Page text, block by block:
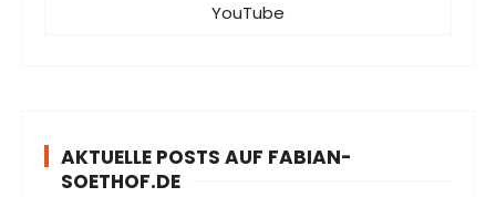
YouTube
AKTUELLE POSTS AUF FABIAN-
SOETHOF.DE